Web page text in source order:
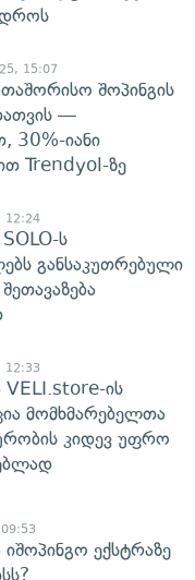
დროს
15:07
შოპინგის
—
30%-იანი
Trendyol-ზე
12:24
ს
განსაკუთრებული
12:33
VELI.store-ის
მომხმარებელთა
კიდევ უფრო
ექსტრაზე